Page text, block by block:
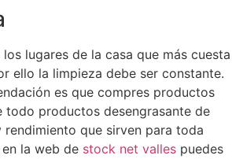
lugares de la casa que más cuesta
ello la limpieza debe ser constante.
es que compres productos
todo productos desengrasante de
que sirven para toda
la web de stock net valles puedes